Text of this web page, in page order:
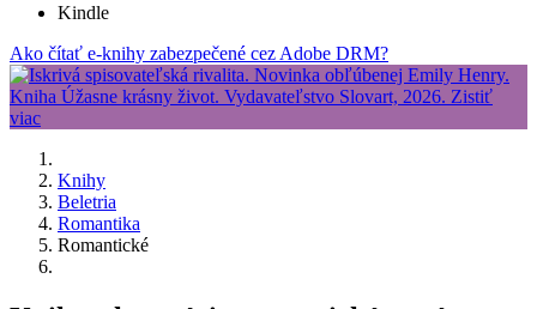
Kindle
Ako čítať e-knihy zabezpečené cez Adobe DRM?
Knihy
Beletria
Romantika
Romantické